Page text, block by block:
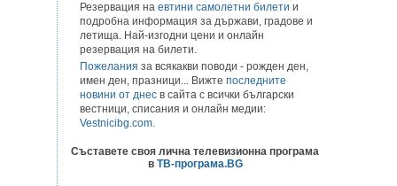
Резервация на евтини самолетни билети и
подробна информация за държави, градове и
летища. Най-изгодни цени и онлайн
резервация на билети.
Пожелания за всякакви поводи - рожден ден,
имен ден, празници... Вижте последните
новини от днес в сайта с всички български
вестници, списания и онлайн медии:
Vestnicibg.com.
Съставете своя лична телевизионна програма
в ТВ-програма.BG